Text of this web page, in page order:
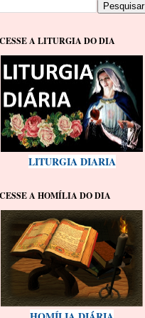
A LITURGIA DO DIA
LITURGIA DIARIA
A HOMÍLIA DO DIA